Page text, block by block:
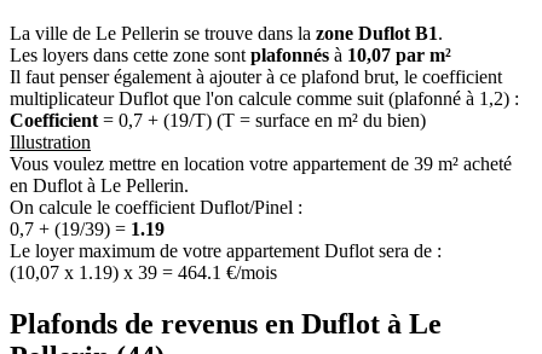
La ville de Le Pellerin se trouve dans la zone Duflot B1.
Les loyers dans cette zone sont plafonnés à 10,07 par m²
Il faut penser également à ajouter à ce plafond brut, le coefficient
multiplicateur Duflot que l'on calcule comme suit (plafonné à 1,2) :
Coefficient = 0,7 + (19/T) (T = surface en m² du bien)
Illustration
Vous voulez mettre en location votre appartement de 39 m² acheté
en Duflot à Le Pellerin.
On calcule le coefficient Duflot/Pinel :
0,7 + (19/39) = 1.19
Le loyer maximum de votre appartement Duflot sera de :
(10,07 x 1.19) x 39 = 464.1 €/mois
Plafonds de revenus en Duflot à Le